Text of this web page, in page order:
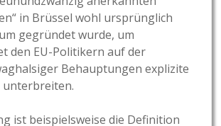
in Brüssel wohl ursprünglich
gegründet wurde, um
den EU-Politikern auf der
Behauptungen explizite
ist beispielsweise die Definition